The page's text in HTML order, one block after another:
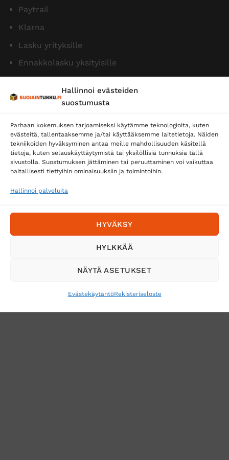
Hallinnoi evästeiden
suostumusta
Parhaan kokemuksen tarjoamiseksi käytämme teknologioita, kuten
evästeitä, tallentaaksemme ja/tai käyttääksemme laitetietoja. Näiden
tekniikoiden hyväksyminen antaa meille mahdollisuuden käsitellä
tietoja, kuten selauskäyttäytymistä tai yksilöllisiä tunnuksia tällä
sivustolla. Suostumuksen jättäminen tai peruuttaminen voi vaikuttaa
haitallisesti tiettyihin ominaisuuksiin ja toimintoihin.
Hallinnoi palveluita
HYVÄKSY
HYLKKÄÄ
NÄYTÄ ASETUKSET
EvästekäytäntöRekisteriseloste
Paytrail
Klarna
Lasku yrityksille
Ennakkolasku yksityisille
Toimitustavat
Posti
Matkahuolto
Tilaa uutiskirje ja saat erikoisalennuksia